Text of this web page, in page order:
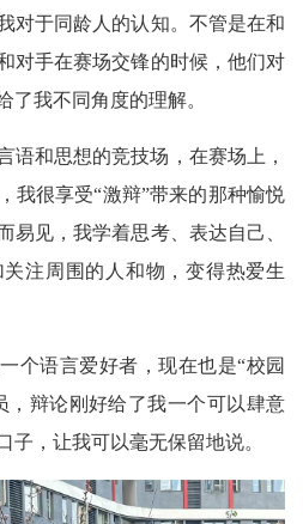
对于同龄人的认知。不管是在和
对手在赛场交锋的时候，他们对
了我不同角度的理解。
语和思想的竞技场，在赛场上，
我很享受“激辩”带来的那种愉悦
易见，我学着思考、表达自己、
注周围的人和物，变得热爱生
个语言爱好者，现在也是“校园
，辩论刚好给了我一个可以肆意
子，让我可以毫无保留地说。